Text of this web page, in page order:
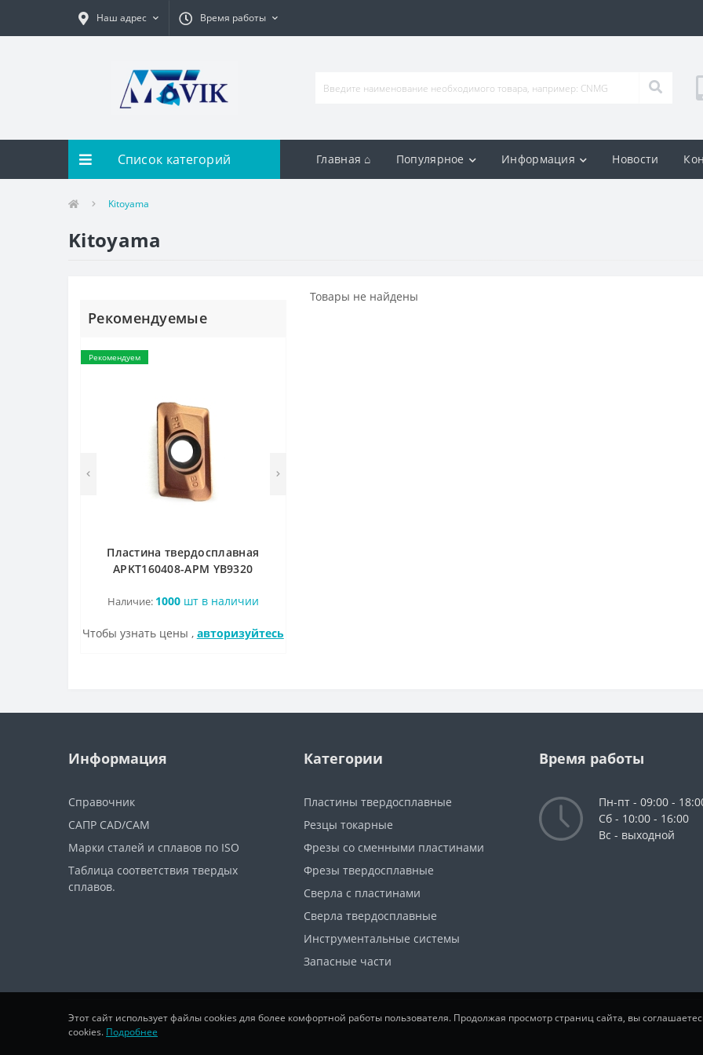
Наш адрес Время работы
Список категорий Главная ⌂ Популярное Информация Новости
Kitoyama
Kitoyama
Рекомендуемые
Рекомендуем
Пластина твердосплавная
APKT160408-APM YB9320
Наличие: 1000шт в наличии
Чтобы узнать цены , авторизуйтесь
Товары не найдены
Информация
Справочник
САПР CAD/CAM
Марки сталей и сплавов по ISO
Таблица соответствия твердых
сплавов.
Категории
Пластины твердосплавные
Резцы токарные
Фрезы со сменными пластинами
Фрезы твердосплавные
Сверла с пластинами
Сверла твердосплавные
Инструментальные системы
Запасные части
Время работы
Пн-пт - 09:00 -
Сб - 10:00 - 16:00
Вс - выходной
Этот сайт использует файлы cookies для более комфортной работы пользователя. Продолжая просмотр страниц сайта, вы
cookies. Подробнее